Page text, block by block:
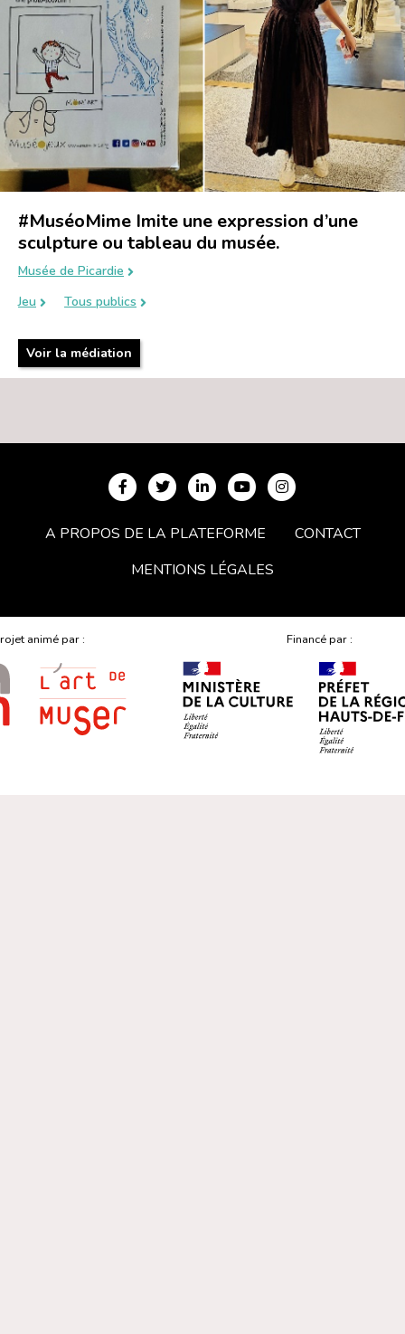
#MuséoMime Imite une expression d’une
sculpture ou tableau du musée.
Musée de Picardie
Jeu
Tous publics
Voir la médiation
A PROPOS DE LA PLATEFORME
CONTACT
MENTIONS LÉGALES
animé par : Financé par :